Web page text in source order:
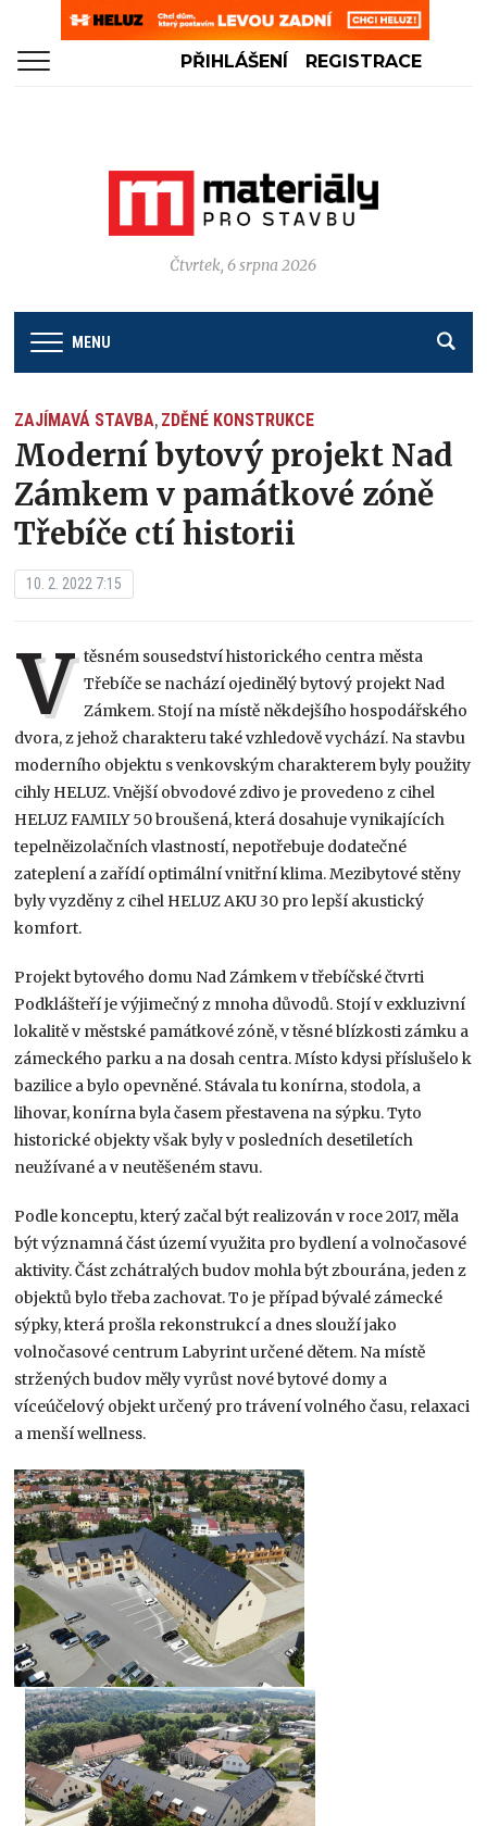
PŘIHLÁŠENÍ REGISTRACE
Čtvrtek, 6 srpna 2026
MENU
ZAJÍMAVÁ STAVBA, ZDĚNÉ KONSTRUKCE
Moderní bytový projekt Nad
Zámkem v památkové zóně
Třebíče ctí historii
10. 2. 2022 7:15
V těsném sousedství historického centra města
Třebíče se nachází ojedinělý bytový projekt Nad
Zámkem. Stojí na místě někdejšího hospodářského
dvora, z jehož charakteru také vzhledově vychází. Na stavbu
moderního objektu s venkovským charakterem byly použity
cihly HELUZ. Vnější obvodové zdivo je provedeno z cihel
HELUZ FAMILY 50 broušená, která dosahuje vynikajících
tepelněizolačních vlastností, nepotřebuje dodatečné
zateplení a zařídí optimální vnitřní klima. Mezibytové stěny
byly vyzděny z cihel HELUZ AKU 30 pro lepší akustický
komfort.
Projekt bytového domu Nad Zámkem v třebíčské čtvrti
Podklášteří je výjimečný z mnoha důvodů. Stojí v exkluzivní
lokalitě v městské památkové zóně, v těsné blízkosti zámku a
zámeckého parku a na dosah centra. Místo kdysi příslušelo k
bazilice a bylo opevněné. Stávala tu konírna, stodola, a
lihovar, konírna byla časem přestavena na sýpku. Tyto
historické objekty však byly v posledních desetiletích
neužívané a v neutěšeném stavu.
Podle konceptu, který začal být realizován v roce 2017, měla
být významná část území využita pro bydlení a volnočasové
aktivity. Část zchátralých budov mohla být zbourána, jeden z
objektů bylo třeba zachovat. To je případ bývalé zámecké
sýpky, která prošla rekonstrukcí a dnes slouží jako
volnočasové centrum Labyrint určené dětem. Na místě
stržených budov měly vyrůst nové bytové domy a
víceúčelový objekt určený pro trávení volného času, relaxaci
a menší wellness.